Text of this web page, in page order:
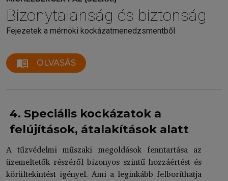
Bizonytalanság és biztonság
Fejezetek a mérnöki kockázatmenedzsmentből
menu_book OLVASÁS
4. Speciális kockázatok a
felújítások, átalakítások alatt
A tűzvédelmi műszaki megoldások fenntartása az
üzemeltetők részéről bizonyos szintű hozzáértést és
körültekintést igényel. Ami a leginkább felboríthatja